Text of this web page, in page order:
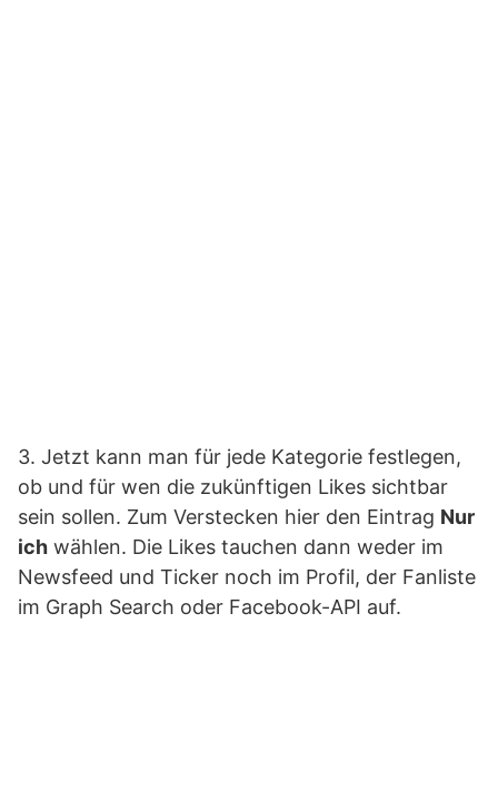
3. Jetzt kann man für jede Kategorie festlegen,
ob und für wen die zukünftigen Likes sichtbar
sein sollen. Zum Verstecken hier den Eintrag Nur
ich wählen. Die Likes tauchen dann weder im
Newsfeed und Ticker noch im Profil, der Fanliste
im Graph Search oder Facebook-API auf.